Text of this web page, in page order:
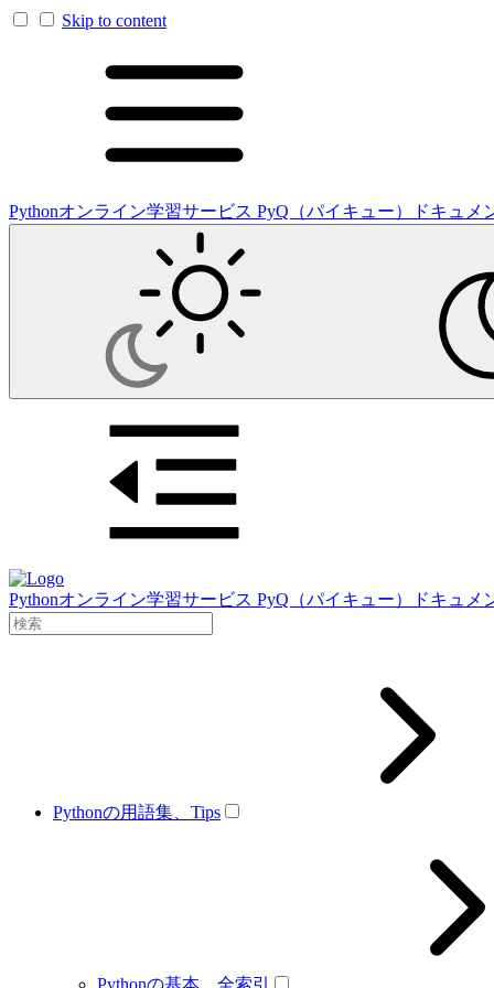
Skip to content
Pythonオンライン学習サービス PyQ（パイキュー）ドキュメ
Pythonオンライン学習サービス PyQ（パイキュー）ドキュメ
Pythonの用語集、Tips
Pythonの基本、全索引